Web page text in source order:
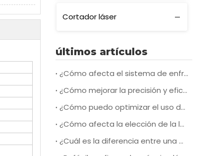
Cortador láser
últimos artículos
¿Cómo afecta el sistema de enfriamiento de una máquina de corte por láser de alta velocidad a su rendimiento y eficiencia generales?
¿Cómo mejorar la precisión y eficiencia del corte por láser durante la operación?
¿Cómo puedo optimizar el uso de material y reducir el desperdicio al utilizar una máquina cortadora láser de cuero para la producción?
¿Cómo afecta la elección de la lente de la máquina láser a la calidad y velocidad de corte cuando se trabaja con diferentes tipos de materiales de cuero?
¿Cuál es la diferencia entre una máquina de grabado láser de baja y alta potencia?